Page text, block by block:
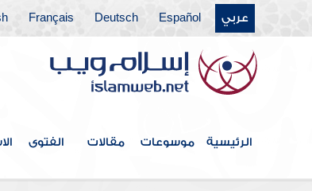
عربي Español
Deutsch
Français
الرئيسية موسوعات مقالات الفتوى
سورة العنكبوت
سورة الروم
سورة لقمان
سورة السجدة
سورة الأحزاب